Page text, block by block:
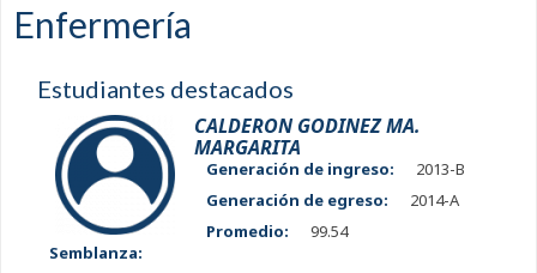
Enfermería
Estudiantes destacados
CALDERON GODINEZ MA.
MARGARITA
Generación de ingreso:
2013-B
Generación de egreso:
2014-A
Promedio:
99.54
Semblanza: